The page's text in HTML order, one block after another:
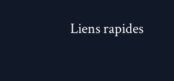
Liens rapides